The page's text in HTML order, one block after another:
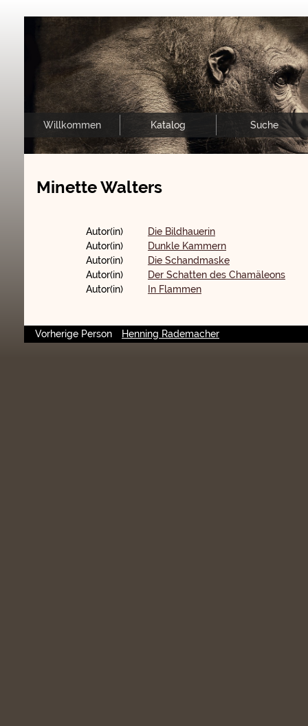
Willkommen Katalog Suche
Minette Walters
Autor(in)
Die Bildhauerin
Autor(in)
Dunkle Kammern
Autor(in)
Die Schandmaske
Autor(in)
Der Schatten des Chamäleons
Autor(in)
In Flammen
Vorherige Person Henning Rademacher